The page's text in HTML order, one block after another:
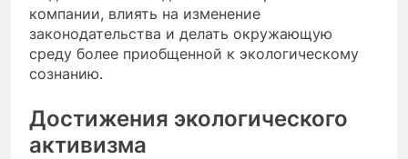
компании, влиять на изменение
законодательства и делать окружающую
среду более приобщенной к экологическому
сознанию.
Достижения экологического
активизма